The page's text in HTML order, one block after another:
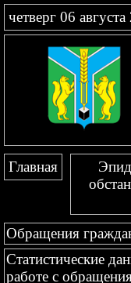
четверг 06
Главная
Обращения
Статистические
работе с